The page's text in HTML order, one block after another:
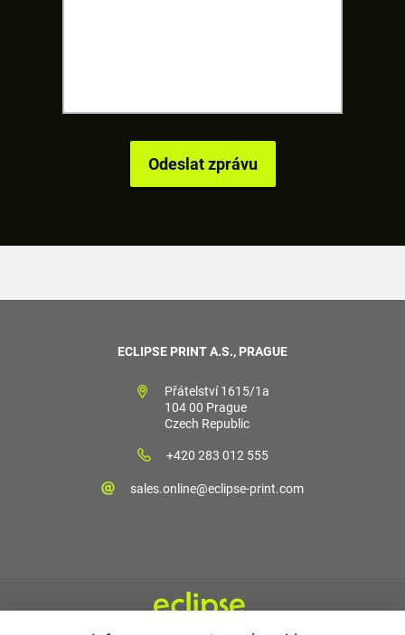
ECLIPSE PRINT A.S., PRAGUE
Přátelství 1615/1a
104 00 Prague
Czech Republic
+420 283 012 555
sales.online@eclipse-print.com